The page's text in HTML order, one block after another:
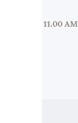
11.00 AM